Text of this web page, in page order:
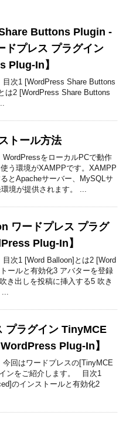
Buttons Plugin -
ドプレス プラグイン
Plug-In】
目次1 [WordPress Share Buttons
は2 [WordPress Share Buttons
トール方法
WordPressをローカルPCで動作
う環境がXAMPPです。XAMPP
とApacheサーバー、MySQLサ
境が提供されます。 ...
ワードプレス プラグ
Plug-In】
目次1 [Word Balloon]とは2 [Word
ールと有効化3 アバターを登録
き出しを投稿に挿入する5 吹き
...
プラグイン TinyMCE
Plug-In】
今回はワードプレスの[TinyMCE
ンをご紹介します。 目次1
のインストールと有効化2